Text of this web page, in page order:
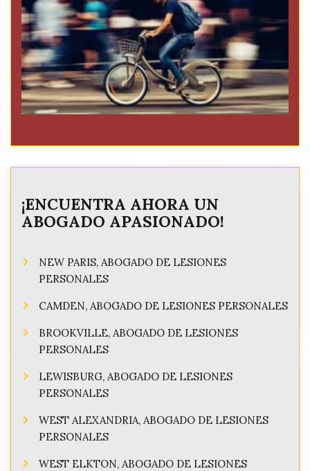
¡ENCUENTRA AHORA UN
ABOGADO APASIONADO!
NEW PARIS, ABOGADO DE LESIONES
PERSONALES
CAMDEN, ABOGADO DE LESIONES PERSONALES
BROOKVILLE, ABOGADO DE LESIONES
PERSONALES
LEWISBURG, ABOGADO DE LESIONES
PERSONALES
WEST ALEXANDRIA, ABOGADO DE LESIONES
PERSONALES
WEST ELKTON, ABOGADO DE LESIONES